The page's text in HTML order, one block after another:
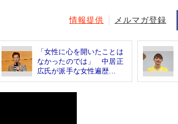
情報提供 メルマガ登録
「女性に心を開いたことは
なかったのでは」 中居正
広氏が派手な女性遍歴...